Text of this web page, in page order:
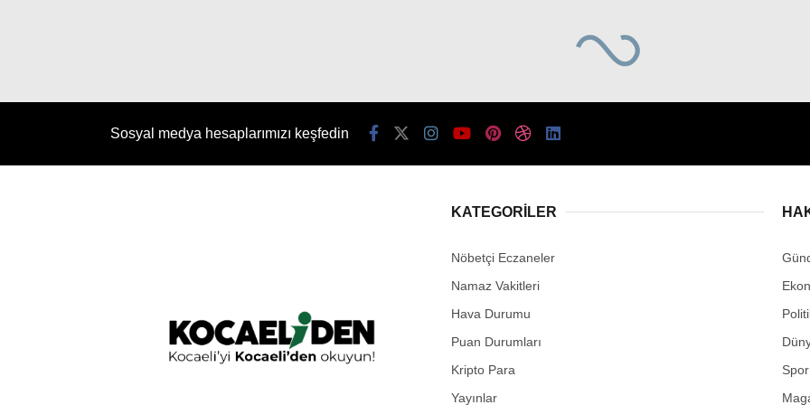
Sosyal medya hesaplarımızı keşfedin
KATEGORİLER
Nöbetçi Eczaneler
Namaz Vakitleri
Hava Durumu
Puan Durumları
Kripto Para
Yayınlar
Spor